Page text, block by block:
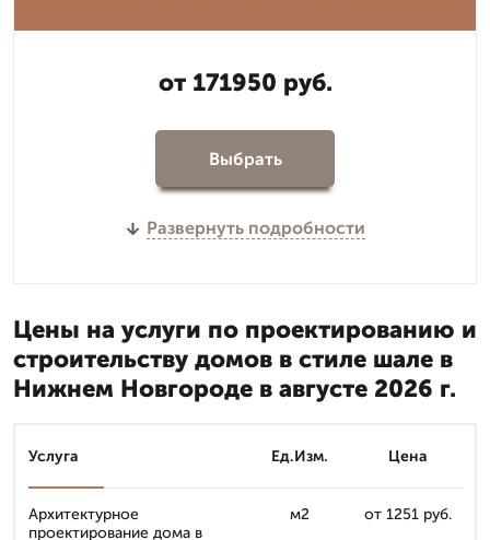
от 171950 руб.
Выбрать
Развернуть подробности
Цены на услуги по проектированию и
строительству домов в стиле шале в
Нижнем Новгороде в августе 2026 г.
Услуга Ед.Изм. Цена
Архитектурное
проектирование дома в
м2 от 1251 руб.